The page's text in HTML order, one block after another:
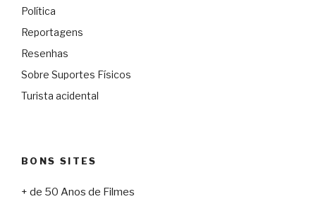
Política
Reportagens
Resenhas
Sobre Suportes Físicos
Turista acidental
BONS SITES
+ de 50 Anos de Filmes